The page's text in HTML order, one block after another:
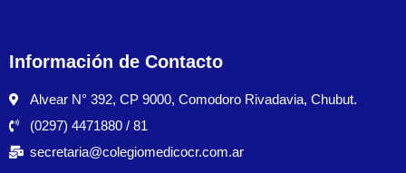
Información de Contacto
Alvear N° 392, CP 9000, Comodoro Rivadavia, Chubut.
(0297) 4471880 / 81
secretaria@colegiomedicocr.com.ar